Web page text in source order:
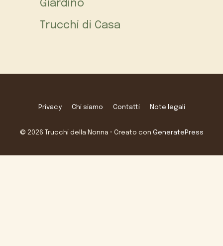
Giardino
Trucchi di Casa
Privacy Chi siamo Contatti Note legali
© 2026 Trucchi della Nonna • Creato con GeneratePress